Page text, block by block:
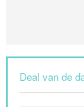
Deal van de